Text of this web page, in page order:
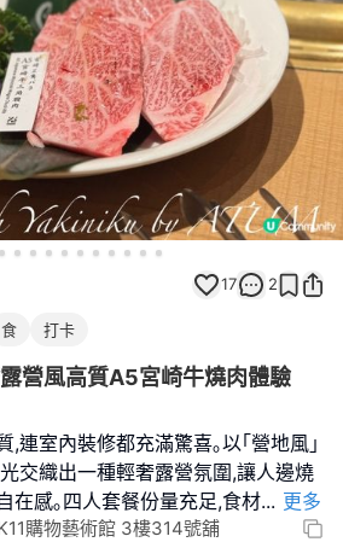
17 2
食 打卡
營風高質A5宮崎牛燒肉體驗
,連室內裝修都充滿驚喜｡以｢營地風｣
交織出一種輕奢露營氛圍,讓人邊燒
在感｡四人套餐份量充足,食材... 更多
購物藝術館 3樓314號舖